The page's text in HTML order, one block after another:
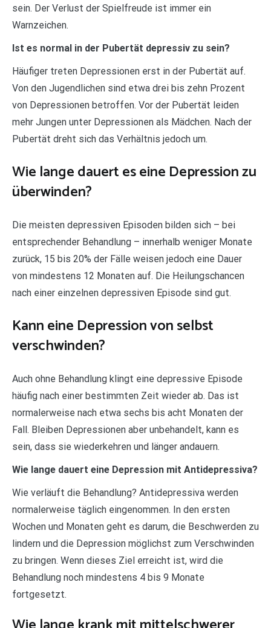
sein. Der Verlust der Spielfreude ist immer ein
Warnzeichen.
Ist es normal in der Pubertät depressiv zu sein?
Häufiger treten Depressionen erst in der Pubertät auf.
Von den Jugendlichen sind etwa drei bis zehn Prozent
von Depressionen betroffen. Vor der Pubertät leiden
mehr Jungen unter Depressionen als Mädchen. Nach der
Pubertät dreht sich das Verhältnis jedoch um.
Wie lange dauert es eine Depression zu
überwinden?
Die meisten depressiven Episoden bilden sich – bei
entsprechender Behandlung – innerhalb weniger Monate
zurück, 15 bis 20% der Fälle weisen jedoch eine Dauer
von mindestens 12 Monaten auf. Die Heilungschancen
nach einer einzelnen depressiven Episode sind gut.
Kann eine Depression von selbst
verschwinden?
Auch ohne Behandlung klingt eine depressive Episode
häufig nach einer bestimmten Zeit wieder ab. Das ist
normalerweise nach etwa sechs bis acht Monaten der
Fall. Bleiben Depressionen aber unbehandelt, kann es
sein, dass sie wiederkehren und länger andauern.
Wie lange dauert eine Depression mit Antidepressiva?
Wie verläuft die Behandlung? Antidepressiva werden
normalerweise täglich eingenommen. In den ersten
Wochen und Monaten geht es darum, die Beschwerden zu
lindern und die Depression möglichst zum Verschwinden
zu bringen. Wenn dieses Ziel erreicht ist, wird die
Behandlung noch mindestens 4 bis 9 Monate
fortgesetzt.